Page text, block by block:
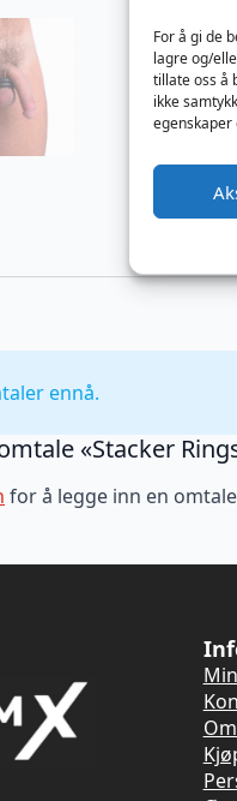
For å gi de
lagre og/
tillate oss å
ikke
egenskaper
ennå.
«Stacker
for å legge inn en